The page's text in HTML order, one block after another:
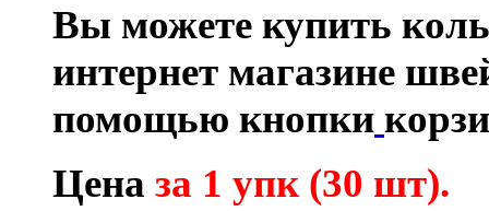
Вы можете купить
интернет магазине
помощью кнопки
Цена за 1 упк (30 шт).